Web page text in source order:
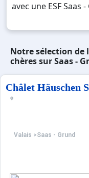
Hébergements
Bons plans
☼ Montagne été
avec une ESF Saas
ESF Saas - Grund
de l'an, février.
moderne où vous
glisse sur les pistes
montagnards. Pour
ESF Saas - Grund
de vos vacances au
Notre sélection de
chères sur Saas -
Châlet Häuschen
Valais >Saas - Grund